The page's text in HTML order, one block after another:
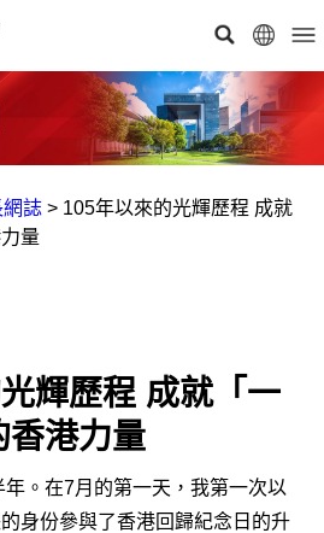
網誌 > 105年以來的光輝歷程 成就
量
輝歷程 成就「一
香港力量
。在7月的第一天，我第一次以
身份參與了香港回歸紀念日的升